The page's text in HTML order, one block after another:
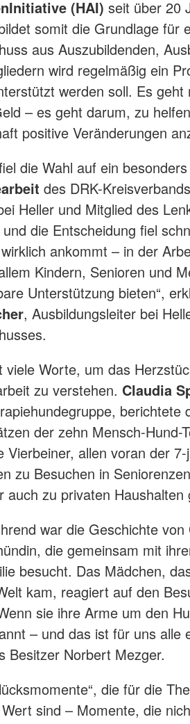
(HAI) seit über 20
somit die Grundlage für
aus Auszubildenden,
wird regelmäßig ein
werden soll. Es
– es geht darum, zu
positive Veränderungen
die Wahl auf ein
des DRK-
Heller und Mitglied des
die Entscheidung fiel
ankommt – in der
Kindern, Senioren und
Unterstützung bieten“,
, Ausbildungsleiter bei
viele Worte, um das
zu verstehen. Claudia
berichtete
der zehn Mensch-Hund-
Vierbeiner, allen voran der
zu Besuchen in
auch zu privaten Haushalten
war die Geschichte von
die gemeinsam mit
besucht. Das Mädchen,
kam, reagiert auf den
sie ihre Arme um den
– und das ist für uns alle
Besitzer Norbert Mezger.
die für die
sind – Momente, die